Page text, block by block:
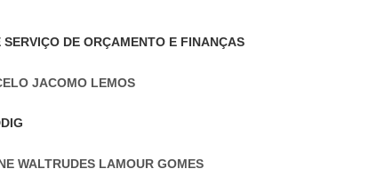
SERVIÇO DE ORÇAMENTO E FINANÇAS
JACOMO LEMOS
WALTRUDES LAMOUR GOMES